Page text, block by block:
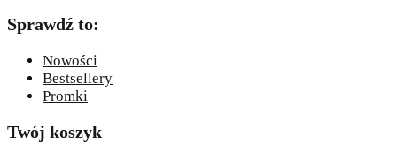
Sprawdź to:
Nowości
Bestsellery
Promki
Twój koszyk